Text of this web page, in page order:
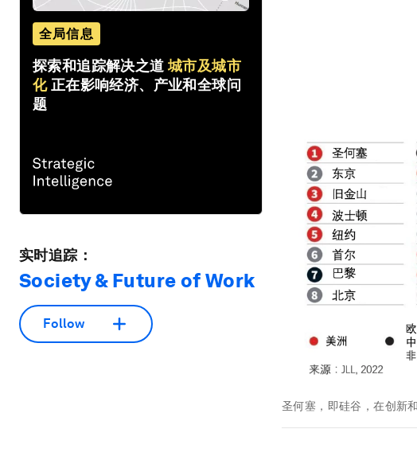
全局信息
探索和追踪解决之道 城市及城市
化 正在影响经济、产业和全球问
题
实时追踪：
Society & Future of Work
Follow
圣何塞，即硅谷，在创新